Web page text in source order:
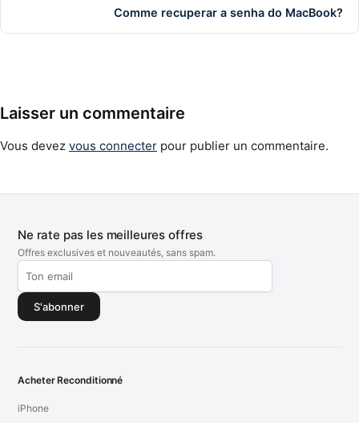
Comme recuperar a senha do MacBook?
Laisser un commentaire
Vous devez vous connecter pour publier un commentaire.
Ne rate pas les meilleures offres
Offres exclusives et nouveautés, sans spam.
S'abonner
Acheter Reconditionné
iPhone